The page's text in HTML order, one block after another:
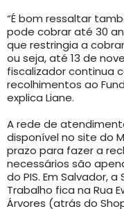
“É bom ressaltar
pode cobrar até 30
que restringia a
ou seja, até 13 de
fiscalizador continua
recolhimentos ao
explica Liane.
A rede de
disponível no site do
prazo para fazer a
necessários são
do PIS. Em Salvador,
Trabalho fica na Rua
Árvores (atrás do